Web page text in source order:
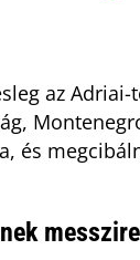
az Adriai-
és
messzire